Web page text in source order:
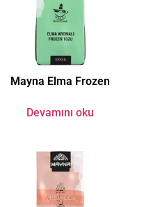
Mayna Elma Frozen
Devamını oku